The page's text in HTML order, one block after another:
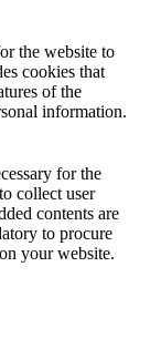
the website to
cookies that
of the
information.
for the
collect user
contents are
to procure
your website.